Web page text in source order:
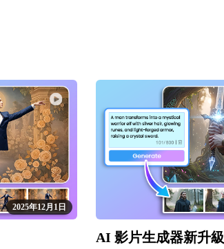
2025年12月1日
AI 影片生成器新升級